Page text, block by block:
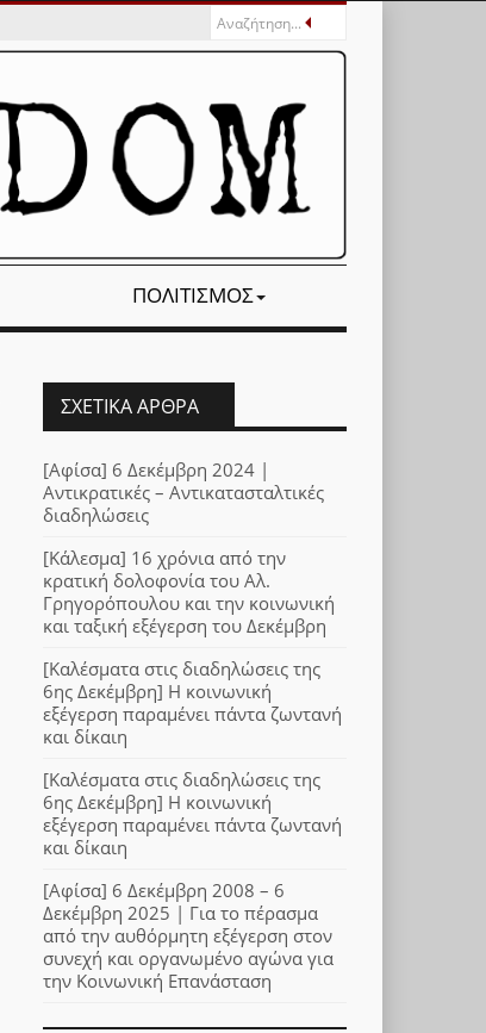
ΠΟΛΙΤΙΣΜΌΣ
ΣΧΕΤΙΚΆ ΆΡΘΡΑ
[Αφίσα] 6 Δεκέμβρη 2024 |
Αντικρατικές – Αντικατασταλτικές
διαδηλώσεις
[Κάλεσμα] 16 χρόνια από την
κρατική δολοφονία του Αλ.
Γρηγορόπουλου και την κοινωνική
και ταξική εξέγερση του Δεκέμβρη
[Καλέσματα στις διαδηλώσεις της
6ης Δεκέμβρη] Η κοινωνική
εξέγερση παραμένει πάντα ζωντανή
και δίκαιη
[Καλέσματα στις διαδηλώσεις της
6ης Δεκέμβρη] Η κοινωνική
εξέγερση παραμένει πάντα ζωντανή
και δίκαιη
[Αφίσα] 6 Δεκέμβρη 2008 – 6
Δεκέμβρη 2025 | Για το πέρασμα
από την αυθόρμητη εξέγερση στον
συνεχή και οργανωμένο αγώνα για
την Κοινωνική Επανάσταση